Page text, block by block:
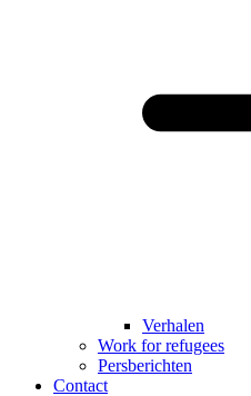
Verhalen
Work for refugees
Persberichten
Contact